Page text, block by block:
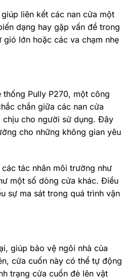
liên kết các nan cửa một
dạng hay gặp vấn đề trong
lớn hoặc các va chạm nhẹ
thống Pully P270, một công
chắn giữa các nan cửa
cho người sử dụng. Đây
cho những không gian yêu
tác nhân môi trường như
một số dòng cửa khác. Điều
sự ma sát trong quá trình vận
giúp bảo vệ ngôi nhà của
cửa cuốn này có thể tự động
trạng cửa cuốn đè lên vật